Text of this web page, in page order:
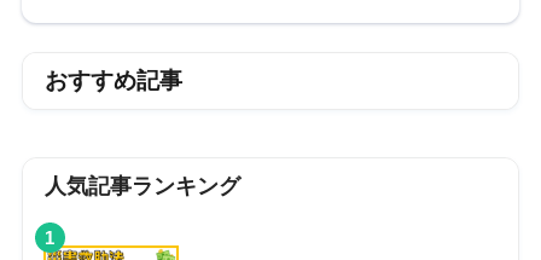
おすすめ記事
人気記事ランキング
1